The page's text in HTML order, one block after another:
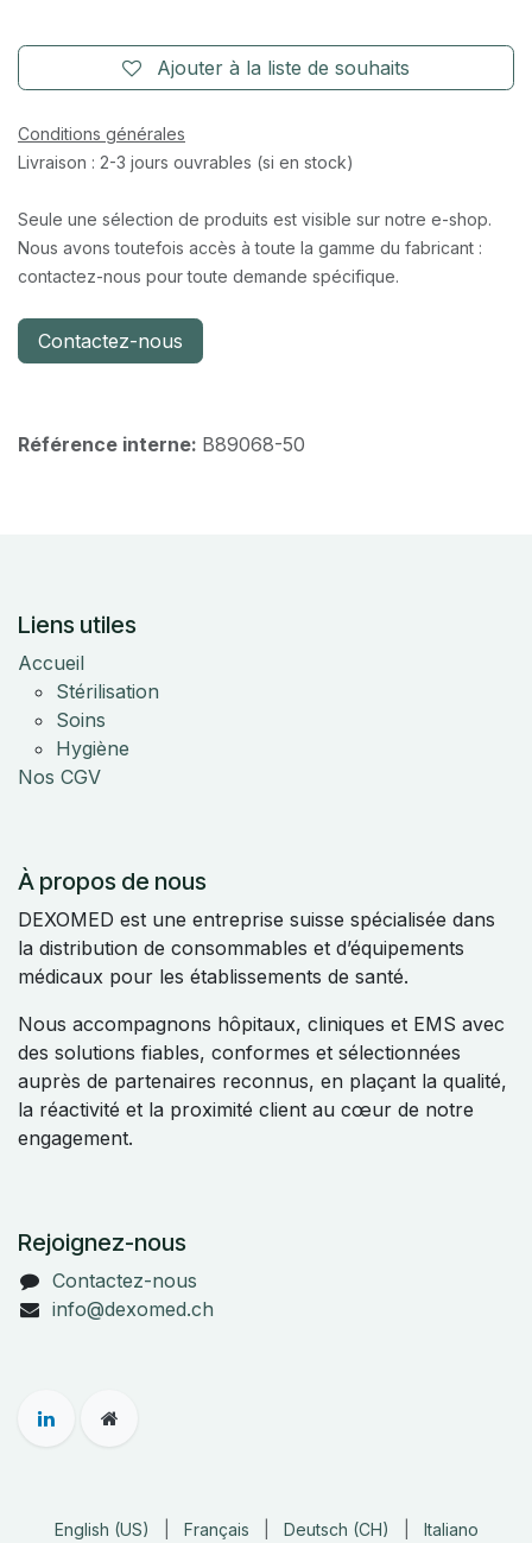
Ajouter à la liste de souhaits
Conditions générales
Livraison : 2-3 jours ouvrables (si en stock)
Seule une sélection de produits est visible sur notre e-shop.
Nous avons toutefois accès à toute la gamme du fabricant :
contactez-nous pour toute demande spécifique.
Contactez-nous
Référence interne: B89068-50
Liens utiles
Accueil
Stérilisation
Soins
Hygiène
Nos CGV
À propos de nous
DEXOMED est une entreprise suisse spécialisée dans
la distribution de consommables et d’équipements
médicaux pour les établissements de santé.
Nous accompagnons hôpitaux, cliniques et EMS avec
des solutions fiables, conformes et sélectionnées
auprès de partenaires reconnus, en plaçant la qualité,
la réactivité et la proximité client au cœur de notre
engagement.
Rejoignez-nous
Contactez-nous
info@dexomed.ch
English (US) Français Deutsch (CH) Italiano